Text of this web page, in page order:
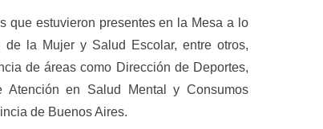
que estuvieron presentes en la Mesa a lo
la Mujer y Salud Escolar, entre otros,
de áreas como Dirección de Deportes,
Atención en Salud Mental y Consumos
de Buenos Aires.